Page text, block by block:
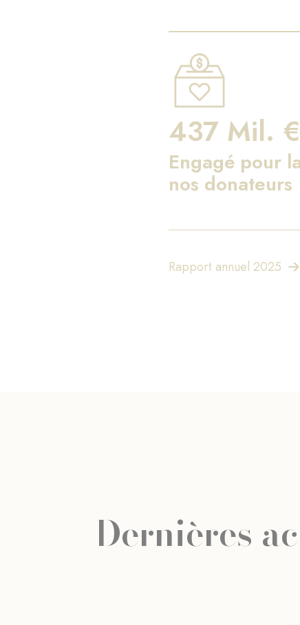
437 Mil. €
Engagé pour
nos donateurs
Rapport annuel 2025
Dernières